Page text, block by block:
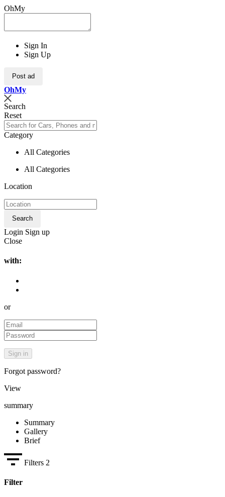
OhMy
Sign In
Sign Up
Post ad
OhMy
Search
Reset
Category
All Categories
All Categories
Location
Search
Login Sign up
Close
with:
or
Forgot password?
View
summary
Summary
Gallery
Brief
Filters 2
Filter